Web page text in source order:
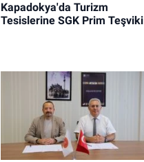
Kapadokya'da Turizm
Tesislerine SGK Prim Teşviki